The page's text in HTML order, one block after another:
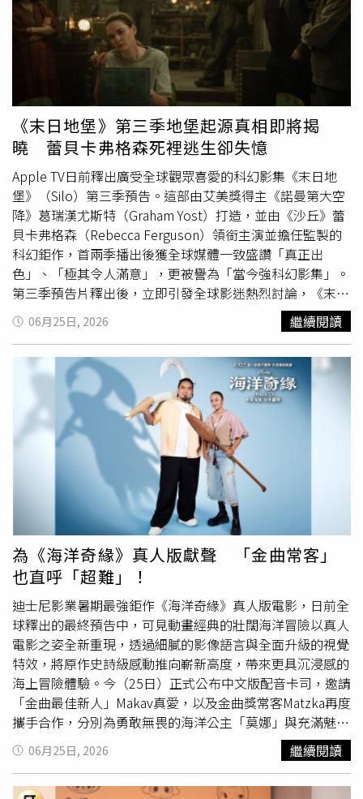
答「只有限於旅客自用跟交通服務人員他自己使用，每種藥
品有不一樣的上限、額度」。
拍電玩代言時，還請造型師特製假髮「竟然完全沒有人發
現！」這是 派翠克第一次完整演出一個角色，甚至有長達15
頁劇本的魔王場，需靠他獨白撐起，他必須在一天內背完
14、15 頁台詞，全場沒有任何「呼吸空間」，沒辦法在對
話間隙偷想下一步，必須全神貫注地持續輸出，「那一天不
能照順序拍，我一會兒要很病，一會兒要幻想健康，一會兒
又要跟大家告別，一整天轉換五六種樣子，真的快Q掉（快
撐不下去）」。為了演活血癌患者，派翠克私下向一位正身
處抗癌過程的女性朋友請益，才驚覺病友到後期「擔心的已
經不是自己，是家人跟朋友」。他將這份感悟帶入戲中，與
黃采儀培養出如親姊弟般的默契，戲外派翠克也全程稱呼采
儀為「二姊」。黃采儀則大讚派翠克很有天份，雖然他曾擔
心哭不出來，但一站上場，對到姊姊的眼神就自然淚崩。黃
采儀、
派翠克劇中是姊弟。（圖／大愛）派翠克透露，劇組
一開始對「綜藝藝人」來演戲其實充滿擔憂，後來慶功宴
時，攝影師拉著他說「其實我一開始看到是你，我實在是覺
得很可怕，最怕遇到綜藝人來玩票，但你真的讓我嚇到，很
專業」。這部戲也讓他對生命有了新的體悟，不但拍完戲想
去做全身健康檢查，更希望透過這個故事，幫助到有需要的
人。
《末日地堡》第三季地堡起源真相即將揭
曉 蕾貝卡弗格森死裡逃生卻失憶
Apple TV日前釋出廣受全球觀眾喜愛的科幻影集《末日地
堡》（Silo）第三季預告。這部由艾美獎得主《諾曼第大空
降》葛瑞漢尤斯特（Graham Yost）打造，並由《沙丘》蕾
貝卡弗格森（Rebecca Ferguson）領銜主演並擔任監製的
科幻鉅作，首兩季播出後獲全球媒體一致盛讚「真正出
色」、「極其令人滿意」，更被譽為「當今強科幻影集」。
第三季預告片釋出後，立即引發全球影迷熱烈討論，《末日
地堡》也強勢回歸 Apple TV 10 大熱門節目排行。全新預告
更首度揭開觀眾期待已久的關鍵謎團，帶領觀眾一窺地堡之
Howey）全美傳奇暢銷科幻小說《羊毛記》三部曲的史詩
故事，歷經前兩季的懸念、秘密與重重謎團，第三季最大亮
點將首度加入「雙時間軸」敘事，同步講述數百年前的地堡
起源故事，並延續一萬名居民在神秘地堡中生存的反烏托邦
傳奇，進一步擴展《末日地堡》的世界觀。在現代時間線
中，茱麗葉（蕾貝卡弗格森飾）在被迫「清潔」後奇蹟生
還，卻帶著失憶歸來，面臨她迄今為止最危險的挑戰。地堡
在歷經一場驚心動魄的叛亂後，正面臨一股更為兇險的全新
威脅。而在過去的時間線中，一名記者與國會議員意外揭開
一場驚陰謀，被捲入一連串無法挽回的災難性事件之中，隨
著真相逐漸浮出水面，地堡誕生背後最黑暗的秘密也即將曝
光。回歸卡司除蕾貝卡弗格森外，包含《捍衛任務2：殺神
回歸》凡夫俗子（Common）、《最後的決鬥》哈里特沃
特（Harriet Walter）、《狄金生》齊納查烏切（Chinaza
Uche）、《陰屍路》艾維奈許（Avi Nash）、《馴鹿寶
貝》亞歷山卓萊利（Alexandria Riley）、《詐欺擔保人》謝
恩麥克雷（Shane McRae）等參與演出。第三季全新加入卡
司包含曾於第二季現身的《繼承之戰》艾許利祖克曼
（Ashley Zukerman）與《駭客任務：復活》潔西卡亨維克
（Jessica Henwick），以及《急診室的春天》蘿拉伊尼斯
（Laura Innes）、《唐頓莊園》潔西卡布朗芬德利
（Jessica Brown Findlay）、《金剛》柯林漢克斯（Colin
06月25日, 2026 繼續閱讀
為《海洋奇緣》真人版獻聲 「金曲常客」
也直呼「超難」！
迪士尼影業暑期最強鉅作《海洋奇緣》真人版電影，日前全
球釋出的最終預告中，可見動畫經典的壯闊海洋冒險以真人
電影之姿全新重現，透過細膩的影像語言與全面升級的視覺
特效，將原作史詩級感動推向嶄新高度，帶來更具沉浸感的
海上冒險體驗。今（25日）正式公布中文版配音卡司，邀請
「金曲最佳新人」Makav真愛，以及金曲獎常客Matzka再度
攜手合作，分別為勇敢無畏的海洋公主「莫娜」與充滿魅力
的半神人「毛伊」獻聲。Makav真愛以渾厚且極具渲染力的
嗓音，細膩詮釋莫娜堅定追尋自我與跨越未知的勇氣；
Matzka則以獨具辨識度的音樂風格與幽默魅力，為毛伊注
06月25日, 2026 繼續閱讀